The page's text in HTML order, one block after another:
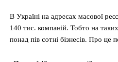
В Україні на адресах масової
140 тис. компаній. Тобто на
понад пів сотні бізнесів. Про це